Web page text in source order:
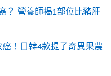
？ 營養師揭1部位比豬肝
！日韓4款提子奇異果農